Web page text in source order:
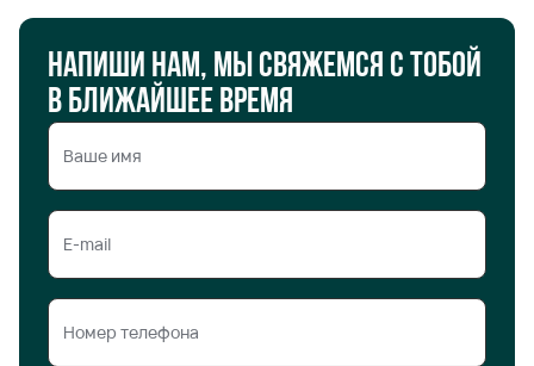
Напиши нам, мы свяжемся с тобой
в ближайшее время